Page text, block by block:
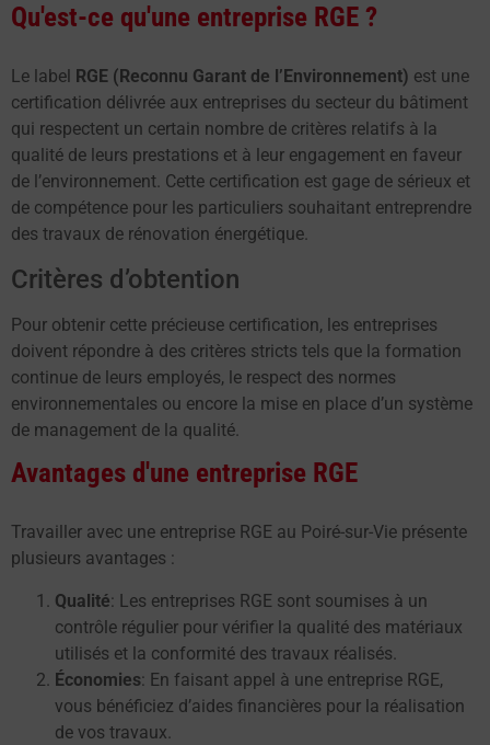
Qu'est-ce qu'une entreprise RGE ?
Le label RGE (Reconnu Garant de l’Environnement) est une
certification délivrée aux entreprises du secteur du bâtiment
qui respectent un certain nombre de critères relatifs à la
qualité de leurs prestations et à leur engagement en faveur
de l’environnement. Cette certification est gage de sérieux et
de compétence pour les particuliers souhaitant entreprendre
des travaux de rénovation énergétique.
Critères d’obtention
Pour obtenir cette précieuse certification, les entreprises
doivent répondre à des critères stricts tels que la formation
continue de leurs employés, le respect des normes
environnementales ou encore la mise en place d’un système
de management de la qualité.
Avantages d'une entreprise RGE
Travailler avec une entreprise RGE au Poiré-sur-Vie présente
plusieurs avantages :
Qualité: Les entreprises RGE sont soumises à un
contrôle régulier pour vérifier la qualité des matériaux
utilisés et la conformité des travaux réalisés.
Économies: En faisant appel à une entreprise RGE,
vous bénéficiez d’aides financières pour la réalisation
de vos travaux.